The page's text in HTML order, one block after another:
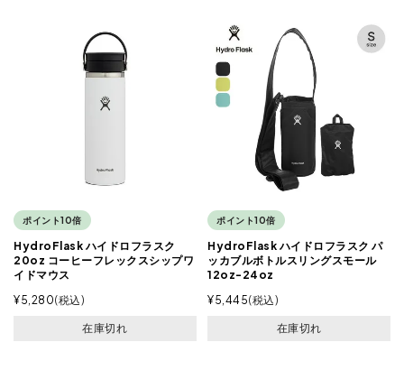
ポイント10倍
HydroFlask ハイドロフラスク
20oz コーヒーフレックスシップワ
イドマウス
¥5,280 税込
在庫切れ
ポイント10倍
HydroFlask ハイドロフラスク パ
ッカブルボトルスリングスモール
12oz-24oz
¥5,445 税込
在庫切れ